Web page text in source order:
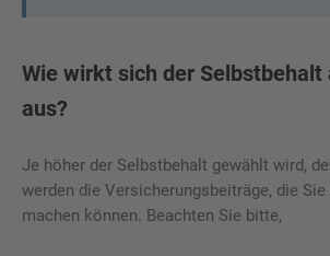
Wie wirkt sich der Selbstbehalt
aus?
Je höher der Selbstbehalt gewählt wird,
werden die Versicherungsbeiträge, die
machen können. Beachten Sie bitte,